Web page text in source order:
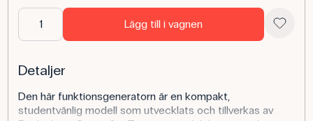
Lägg till i vagnen
Detaljer
Den här funktionsgeneratorn är en kompakt,
studentvänlig modell som utvecklats och tillverkas av